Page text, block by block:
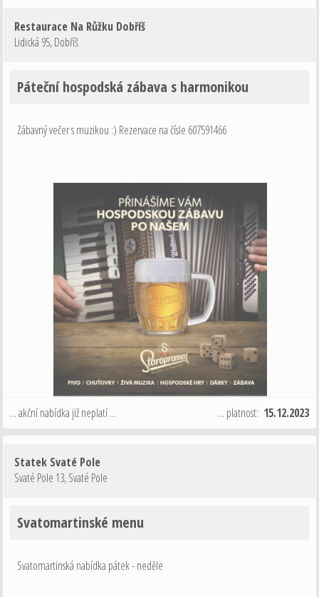
Restaurace Na Růžku Dobříš
Lidická 95,Dobříš
Páteční hospodská zábava s harmonikou
Zábavný večer s muzikou :) Rezervace na čísle 607591466
... akční nabídka již neplatí ... ... platnost: 15.12.2023
Statek Svaté Pole
Svaté Pole 13,Svaté Pole
Svatomartinské menu
Svatomartinská nabídka pátek - neděle